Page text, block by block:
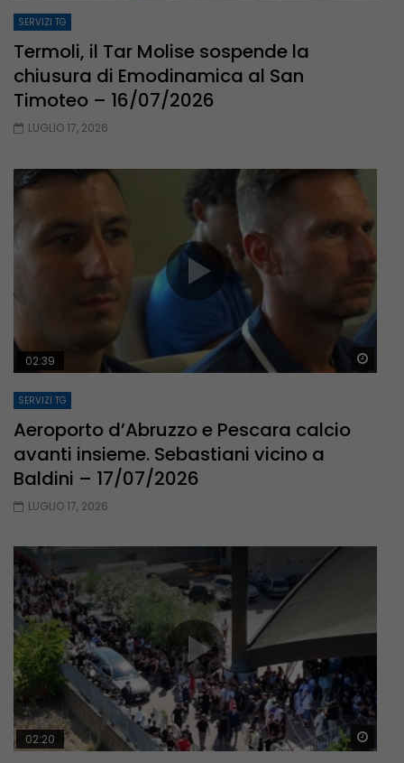
SERVIZI TG
Termoli, il Tar Molise sospende la
chiusura di Emodinamica al San
Timoteo – 16/07/2026
LUGLIO 17, 2026
02:39
SERVIZI TG
Aeroporto d’Abruzzo e Pescara calcio
avanti insieme. Sebastiani vicino a
Baldini – 17/07/2026
LUGLIO 17, 2026
02:20